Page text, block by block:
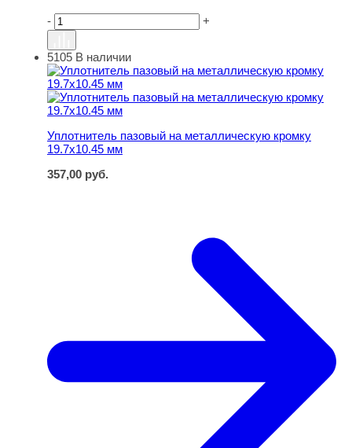
- +
Уплотнитель пазовый на металлическую кромку
5105 В наличии
Уплотнитель пазовый на металлическую кромку
19.7х10.45 мм
357,00 руб.